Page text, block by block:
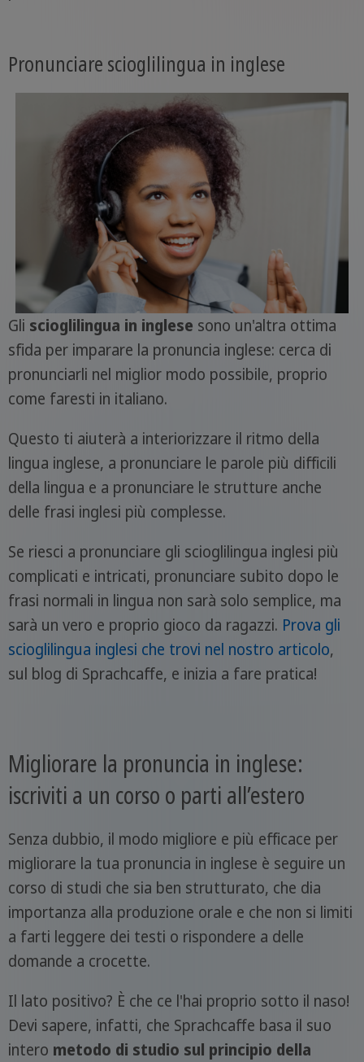
Pronunciare scioglilingua in inglese
Gli scioglilingua in inglese sono un'altra ottima
sfida per imparare la pronuncia inglese: cerca di
pronunciarli nel miglior modo possibile, proprio
come faresti in italiano.
Questo ti aiuterà a interiorizzare il ritmo della
lingua inglese, a pronunciare le parole più difficili
della lingua e a pronunciare le strutture anche
delle frasi inglesi più complesse.
Se riesci a pronunciare gli scioglilingua inglesi più
complicati e intricati, pronunciare subito dopo le
frasi normali in lingua non sarà solo semplice, ma
sarà un vero e proprio gioco da ragazzi. Prova gli
scioglilingua inglesi che trovi nel nostro articolo,
sul blog di Sprachcaffe, e inizia a fare pratica!
Migliorare la pronuncia in inglese:
iscriviti a un corso o parti all’estero
Senza dubbio, il modo migliore e più efficace per
migliorare la tua pronuncia in inglese è seguire un
corso di studi che sia ben strutturato, che dia
importanza alla produzione orale e che non si limiti
a farti leggere dei testi o rispondere a delle
domande a crocette.
Il lato positivo? È che ce l'hai proprio sotto il naso!
Devi sapere, infatti, che Sprachcaffe basa il suo
intero metodo di studio sul principio della